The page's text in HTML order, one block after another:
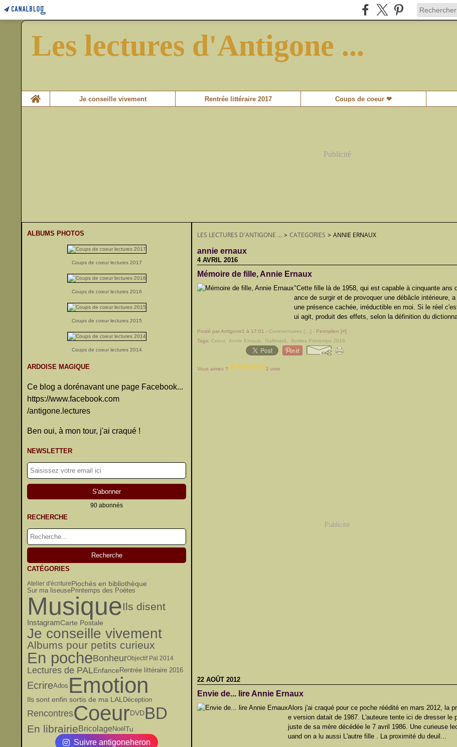
Les lectures d'Antigone ...
Home
Je conseille vivement Rentrée littéraire 2017 Coups de coeur ❤
Publicité
ALBUMS PHOTOS
Coups de coeur lectures 2017
Coups de coeur lectures 2016
Coups de coeur lectures 2015
Coups de coeur lectures 2014
ARDOISE MAGIQUE
Ce blog a dorénavant une page Facebook...
https://www.facebook.com
/antigone.lectures
Ben oui, à mon tour, j'ai craqué !
NEWSLETTER
90 abonnés
RECHERCHE
CATÉGORIES
Atelier d'écriturePiochés en bibliothèque
Sur ma liseusePrintemps des Poètes
MusiqueIls disent
InstagramCarte Postale
Je conseille vivement
Albums pour petits curieux
En pocheBonheurObjectif Pal 2014
Lectures de PALEnfance Rentrée littéraire 2016
EcrireAdos Emotion
Ils sont enfin sortis de ma LALDéception
RencontresCoeurDVDBD
En librairie Bricolage Noël Tu
Suivre antigoneheron
LES LECTURES D'ANTIGONE ... > CATEGORIES > ANNIE ERNAUX
annie ernaux
4 AVRIL 2016
Mémoire de fille, Annie Ernaux
"Cette fille là de 1958, qui est capable à cinquante ans
ance de surgir et de provoquer une débâcle intérieure, a
une présence cachée, irréductible en moi. Si le réel
ui agit, produit des effets, selon la définition du
Posté par Antigone1 à 17:01 - Commentaires [ …] - Permalien [#]
Tags: Coeur, Annie Ernaux Gallimard Sorties Printemps 2016
Vous aimez ? 1 vote
Publicité
22 AOÛT 2012
Envie de... lire Annie Ernaux
Alors j'ai craqué pour ce poche réédité en mars 2012, la
e version datait de 1987. L'auteure tente ici de dresser le
juste de sa mère décédée le 7 avril 1986. Une curieuse
uand on a lu aussi L'autre fille . La proximité du deuil...